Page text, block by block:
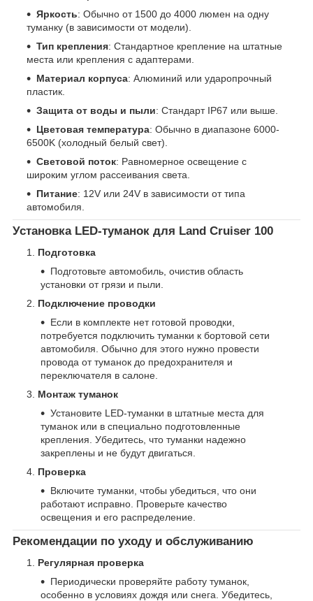
Яркость: Обычно от 1500 до 4000 люмен на одну
туманку (в зависимости от модели).
Тип крепления: Стандартное крепление на штатные
места или крепления с адаптерами.
Материал корпуса: Алюминий или ударопрочный
пластик.
Защита от воды и пыли: Стандарт IP67 или выше.
Цветовая температура: Обычно в диапазоне 6000-
6500K (холодный белый свет).
Световой поток: Равномерное освещение с
широким углом рассеивания света.
Питание: 12V или 24V в зависимости от типа
автомобиля.
Установка LED-туманок для Land Cruiser 100
Подготовка
Подготовьте автомобиль, очистив область
установки от грязи и пыли.
Подключение проводки
Если в комплекте нет готовой проводки,
потребуется подключить туманки к бортовой сети
автомобиля. Обычно для этого нужно провести
провода от туманок до предохранителя и
переключателя в салоне.
Монтаж туманок
Установите LED-туманки в штатные места для
туманок или в специально подготовленные
крепления. Убедитесь, что туманки надежно
закреплены и не будут двигаться.
Проверка
Включите туманки, чтобы убедиться, что они
работают исправно. Проверьте качество
освещения и его распределение.
Рекомендации по уходу и обслуживанию
Регулярная проверка
Периодически проверяйте работу туманок,
особенно в условиях дождя или снега. Убедитесь,